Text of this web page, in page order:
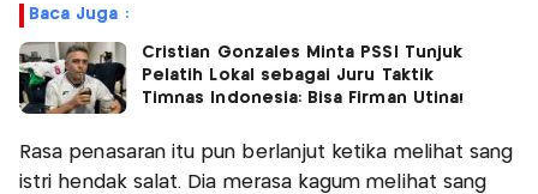
Baca Juga :
Cristian Gonzales Minta PSSI Tunjuk
Pelatih Lokal sebagai Juru Taktik
Timnas Indonesia: Bisa Firman Utina!
Rasa penasaran itu pun berlanjut ketika melihat sang
istri hendak salat. Dia merasa kagum melihat sang